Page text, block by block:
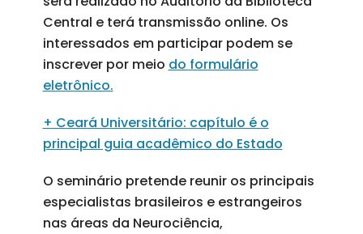
Central e terá transmissão online. Os
interessados em participar podem se
inscrever por meio do formulário
eletrônico.
+ Ceará Universitário: capítulo é o
principal guia acadêmico do Estado
O seminário pretende reunir os principais
especialistas brasileiros e estrangeiros
nas áreas da Neurociência,